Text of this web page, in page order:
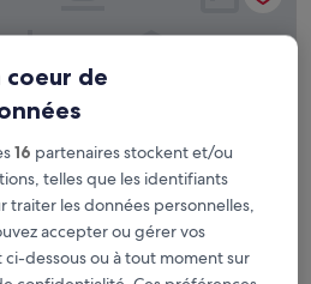
Jacksonville/Butler
Jacksonville/Butler Blvd
coeur de
16 partenaires stockent et/ou
telles que les identifiants
traiter les données personnelles,
accepter ou gérer vos
dessous ou à tout moment sur